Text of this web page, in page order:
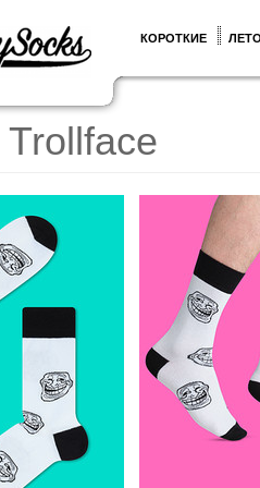
КОРОТКИЕ ЛЕТО